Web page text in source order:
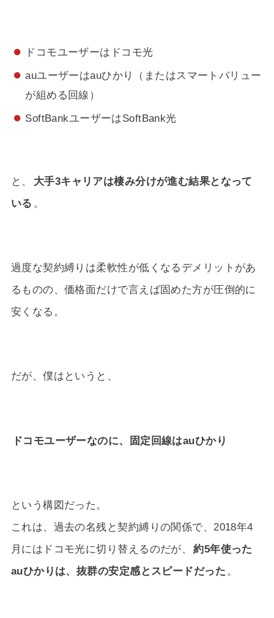
ドコモユーザーはドコモ光
auユーザーはauひかり（またはスマートバリュー
が組める回線）
SoftBankユーザーはSoftBank光
と、
大手3キャリアは棲み分けが進む結果となって
いる 。
過度な契約縛りは柔軟性が低くなるデメリットがあ
るものの、価格面だけで言えば固めた方が圧倒的に
安くなる。
だが、僕はというと、
ドコモユーザーなのに、固定回線はauひかり
という構図だった。
これは、過去の名残と契約縛りの関係で、2018年4
月にはドコモ光に切り替えるのだが、 約5年使った
auひかりは、抜群の安定感とスピードだった 。